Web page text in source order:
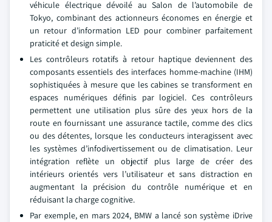
véhicule électrique dévoilé au Salon de l’automobile de
Tokyo, combinant des actionneurs économes en énergie et
un retour d’information LED pour combiner parfaitement
praticité et design simple.
Les contrôleurs rotatifs à retour haptique deviennent des
composants essentiels des interfaces homme-machine (IHM)
sophistiquées à mesure que les cabines se transforment en
espaces numériques définis par logiciel. Ces contrôleurs
permettent une utilisation plus sûre des yeux hors de la
route en fournissant une assurance tactile, comme des clics
ou des détentes, lorsque les conducteurs interagissent avec
les systèmes d’infodivertissement ou de climatisation. Leur
intégration reflète un objectif plus large de créer des
intérieurs orientés vers l’utilisateur et sans distraction en
augmentant la précision du contrôle numérique et en
réduisant la charge cognitive.
Par exemple, en mars 2024, BMW a lancé son système iDrive